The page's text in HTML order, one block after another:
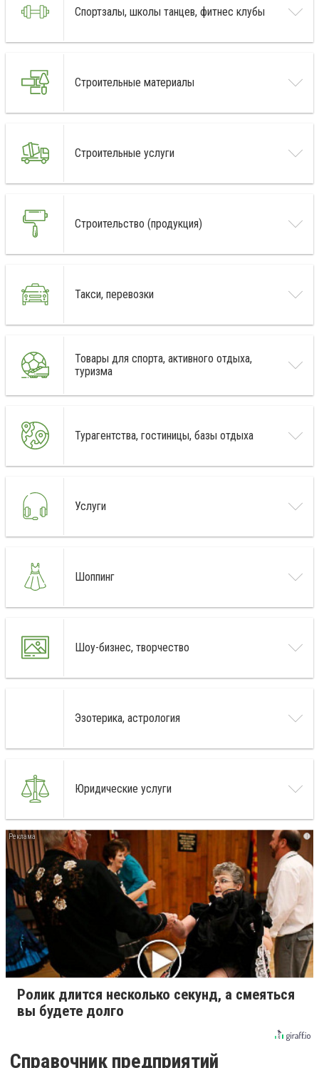
Спортзалы, школы танцев, фитнес клубы
Строительные материалы
Строительные услуги
Строительство (продукция)
Такси, перевозки
Товары для спорта, активного отдыха,
туризма
Турагентства, гостиницы, базы отдыха
Услуги
Шоппинг
Шоу-бизнес, творчество
Эзотерика, астрология
Юридические услуги
i
Ролик длится несколько секунд, а смеяться
вы будете долго
Справочник предприятий